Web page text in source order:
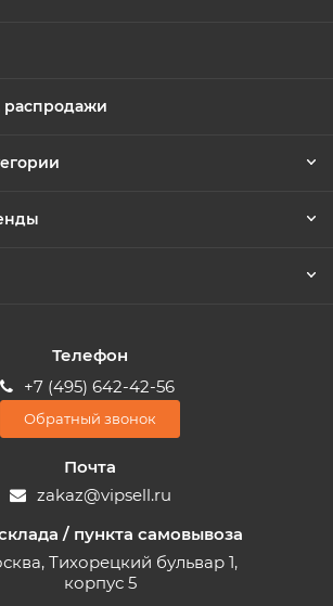
распродажи
Телефон
+7 (495) 642-42-56
Обратный звонок
Почта
zakaz@vipsell.ru
/ пункта самовывоза
Тихорецкий бульвар 1,
корпус 5